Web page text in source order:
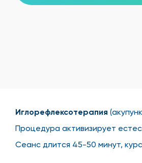
Иглорефлексотерапия
Процедура активизирует
Сеанс длится 45-50 минут,